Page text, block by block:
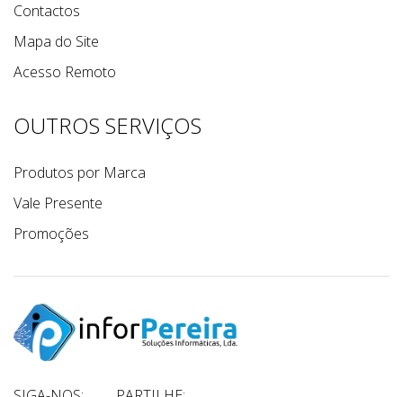
Contactos
Mapa do Site
Acesso Remoto
OUTROS SERVIÇOS
Produtos por Marca
Vale Presente
Promoções